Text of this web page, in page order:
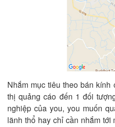
Nhắm mục tiêu theo bán
thị quảng cáo đến 1 đối
nghiệp của you, you muốn
lãnh thổ hay chỉ cần nhắm tới